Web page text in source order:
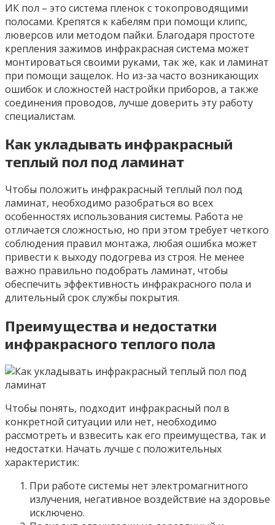
ИК пол – это система пленок с токопроводящими
полосами. Крепятся к кабелям при помощи клипс,
люверсов или методом пайки. Благодаря простоте
крепления зажимов инфракрасная система может
монтироваться своими руками, так же, как и ламинат
при помощи защелок. Но из-за часто возникающих
ошибок и сложностей настройки приборов, а также
соединения проводов, лучше доверить эту работу
специалистам.
Как укладывать инфракрасный
теплый пол под ламинат
Чтобы положить инфракрасный теплый пол под
ламинат, необходимо разобраться во всех
особенностях использования системы. Работа не
отличается сложностью, но при этом требует четкого
соблюдения правил монтажа, любая ошибка может
привести к выходу подогрева из строя. Не менее
важно правильно подобрать ламинат, чтобы
обеспечить эффективность инфракрасного пола и
длительный срок службы покрытия.
Преимущества и недостатки
инфракрасного теплого пола
Чтобы понять, подходит инфракрасный пол в
конкретной ситуации или нет, необходимо
рассмотреть и взвесить как его преимущества, так и
недостатки. Начать лучше с положительных
характеристик:
При работе системы нет электромагнитного
излучения, негативное воздействие на здоровье
исключено.